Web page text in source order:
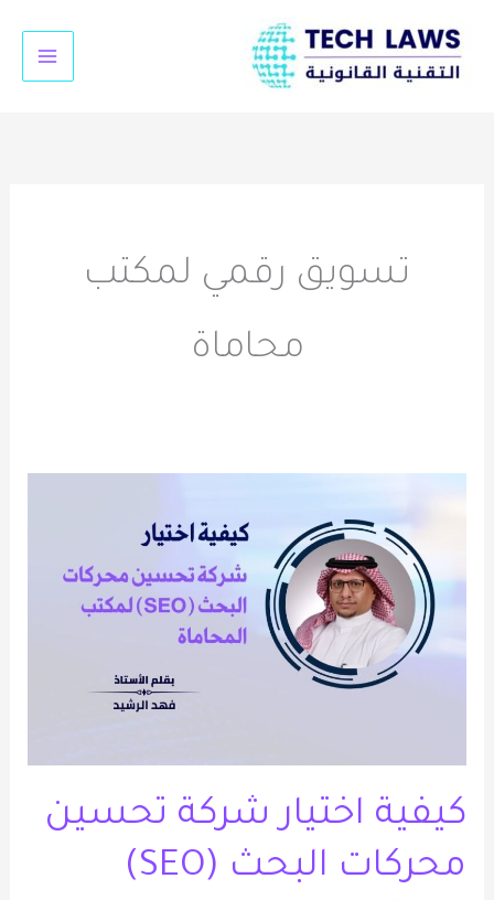
المحتوى
تسويق رقمي لمكتب
محاماة
كيفية اختيار شركة تحسين
محركات البحث (SEO)
تحسين
محركات
البحث